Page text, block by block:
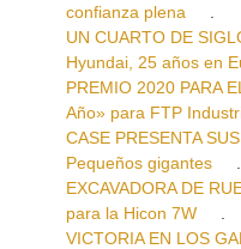
confianza plena
UN CUARTO DE
Hyundai, 25 años en
PREMIO 2020 PARA
Año» para FTP
CASE PRESENTA
Pequeños gigantes
EXCAVADORA DE
para la Hicon 7W
VICTORIA EN LOS